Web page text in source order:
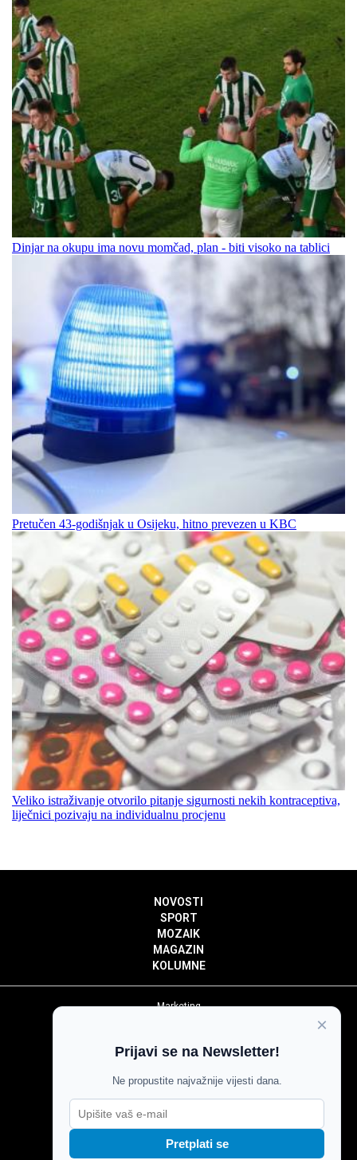
Dinjar na okupu ima novu momčad, plan - biti visoko na tablici
Pretučen 43-godišnjak u Osijeku, hitno prevezen u KBC
Veliko istraživanje otvorilo pitanje sigurnosti nekih kontraceptiva,
liječnici pozivaju na individualnu procjenu
NOVOSTI
SPORT
MOZAIK
MAGAZIN
KOLUMNE
Marketing
Impressum
Pravila komentiranja
Agroglas
×
Prijavi se na Newsletter!
Ne propustite najvažnije vijesti dana.
Pretplati se